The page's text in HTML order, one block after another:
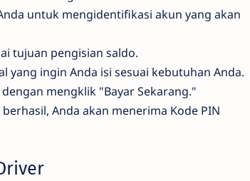
untuk mengidentifikasi akun yang akan
tujuan pengisian saldo.
yang ingin Anda isi sesuai kebutuhan Anda.
mengklik "Bayar Sekarang."
Anda akan menerima Kode PIN